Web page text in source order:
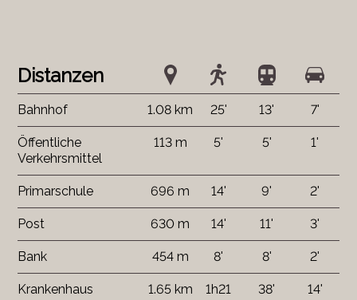
Distanzen
Bahnhof 1.08 km 25' 13' 7'
Öffentliche
Verkehrsmittel
113 m 5' 5' 1'
Primarschule 696 m 14' 9' 2'
Post 630 m 14' 11' 3'
Bank 454 m 8' 8' 2'
Krankenhaus 1.65 km 1h21 38' 14'